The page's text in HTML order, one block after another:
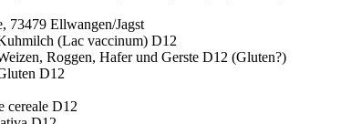
73479 Ellwangen/Jagst
(Lac vaccinum) D12
Roggen, Hafer und Gerste D12 (Gluten?)
D12
cereale D12